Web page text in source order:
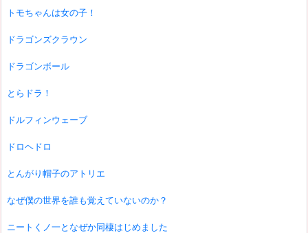
トモちゃんは女の子！
ドラゴンズクラウン
ドラゴンボール
とらドラ！
ドルフィンウェーブ
ドロヘドロ
とんがり帽子のアトリエ
なぜ僕の世界を誰も覚えていないのか？
ニートくノ一となぜか同棲はじめました